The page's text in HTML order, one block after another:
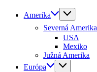
Amerika
Severná Amerika
USA
Mexiko
Južná Amerika
Európa